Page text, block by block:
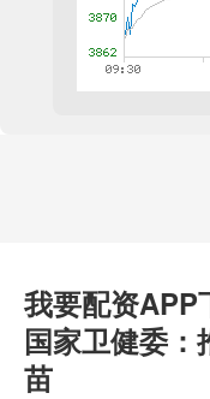
我要配资APP
国家卫健委：
苗